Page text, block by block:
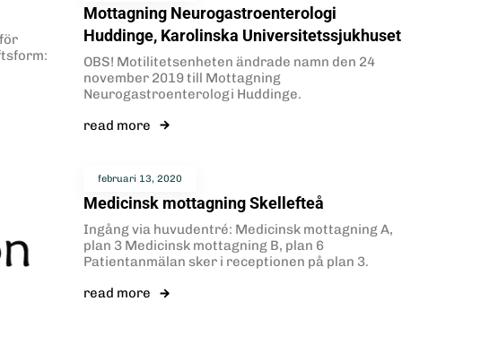
Mottagning Neurogastroenterologi
Huddinge, Karolinska Universitetssjukhuset
OBS! Motilitetsenheten ändrade namn den 24
november 2019 till Mottagning
Neurogastroenterologi Huddinge.
read more
februari 13, 2020
Medicinsk mottagning Skellefteå
Ingång via huvudentré: Medicinsk mottagning A,
plan 3 Medicinsk mottagning B, plan 6
Patientanmälan sker i receptionen på plan 3.
read more